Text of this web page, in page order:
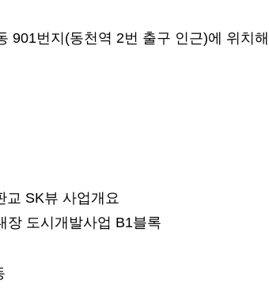
901번지(동천역 2번 출구 인근)에 위치
교 SK뷰 사업개요
장 도시개발사업 B1블록